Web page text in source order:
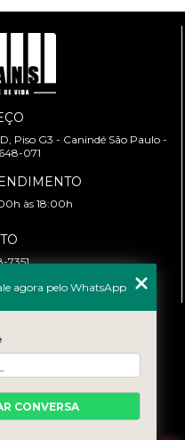
Piso G3 - Canindé São Paulo -
071
às 18:00h
7351
agora pelo WhatsApp
CONVERSA